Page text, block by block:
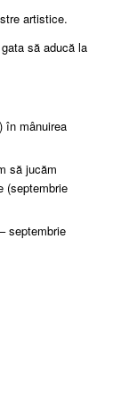
artistice.
să aducă la
în mânuirea
să jucăm
(septembrie
septembrie